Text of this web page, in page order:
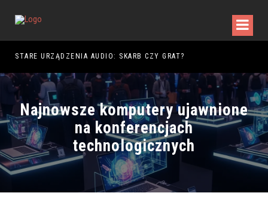
STARE URZĄDZENIA AUDIO: SKARB CZY GRAT?
Najnowsze komputery ujawnione
na konferencjach
technologicznych